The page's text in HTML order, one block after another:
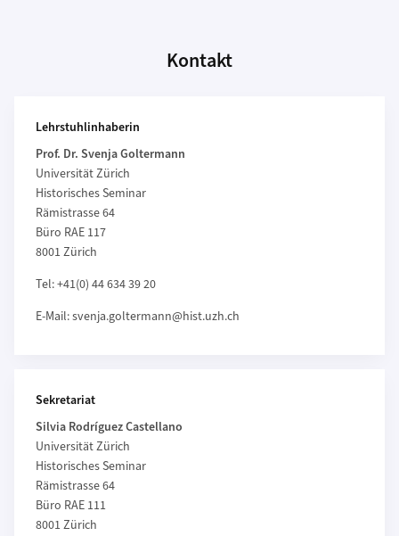
Kontakt
Lehrstuhlinhaberin
Prof. Dr. Svenja Goltermann
Universität Zürich
Historisches Seminar
Rämistrasse 64
Büro RAE 117
8001 Zürich
Tel: +41(0) 44 634 39 20
E-Mail: svenja.goltermann@hist.uzh.ch
Sekretariat
Silvia Rodríguez Castellano
Universität Zürich
Historisches Seminar
Rämistrasse 64
Büro RAE 111
8001 Zürich